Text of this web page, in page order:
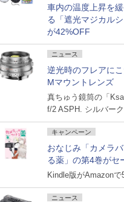
車内の温度上昇を
る「遮光マジカルシ
が42%OFF
ニュース
逆光時のフレアに
Mマウントレンズ
真ちゅう鏡筒の「
f/2 ASPH. シルバーク
キャンペーン
おなじみ「カメラ
る薬」の第4巻がセ
Kindle版がAmazonで
ニュース